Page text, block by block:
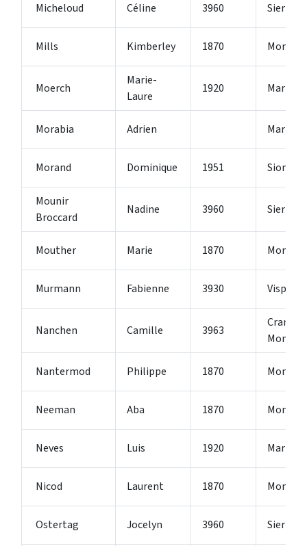
Micheloud Céline 3960 Sierre
Mills Kimberley 1870
Moerch
Marie-
Laure
1920
Morabia Adrien
Morand Dominique 1951 Sion
Mounir
Broccard
Nadine 3960 Sierre
Mouther Marie 1870
Murmann Fabienne 3930 Visp
Nanchen Camille 3963
Crans-
Nantermod Philippe 1870
Neeman Aba 1870
Neves Luis 1920
Nicod Laurent 1870
Ostertag Jocelyn 3960 Sierre